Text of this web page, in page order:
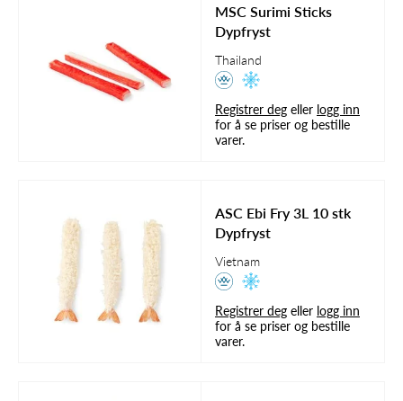
MSC Surimi Sticks
Dypfryst
Thailand
Registrer deg eller logg inn
for å se priser og bestille
varer.
ASC Ebi Fry 3L 10 stk
Dypfryst
Vietnam
Registrer deg eller logg inn
for å se priser og bestille
varer.